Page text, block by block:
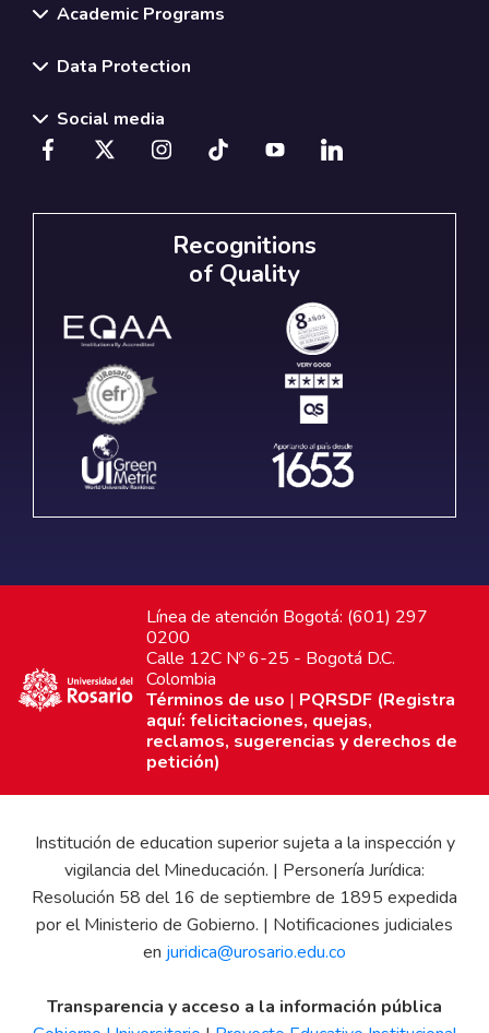
Academic Programs
Data Protection
Social media
Recognitions
of Quality
Línea de atención Bogotá: (601) 297
0200
Calle 12C Nº 6-25 - Bogotá D.C.
Colombia
Términos de uso | PQRSDF (Registra
aquí: felicitaciones, quejas,
reclamos, sugerencias y derechos de
petición)
Institución de education superior sujeta a la inspección y
vigilancia del Mineducación. | Personería Jurídica:
Resolución 58 del 16 de septiembre de 1895 expedida
por el Ministerio de Gobierno. | Notificaciones judiciales
en juridica@urosario.edu.co
Transparencia y acceso a la información pública